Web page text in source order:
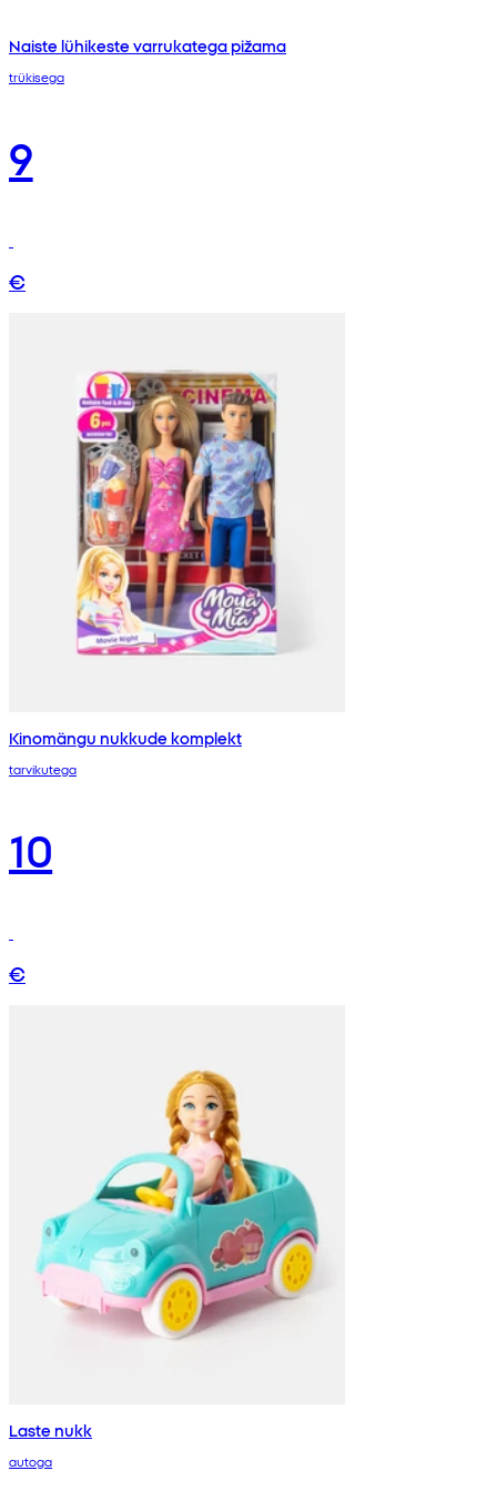
Naiste lühikeste varrukatega pižama
trükisega
9
€
Kinomängu nukkude komplekt
tarvikutega
10
€
Laste nukk
autoga